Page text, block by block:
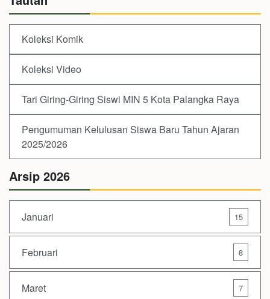
Koleksi Komik
Koleksi Video
Tari Giring-Giring Siswi MIN 5 Kota Palangka Raya
Pengumuman Kelulusan Siswa Baru Tahun Ajaran
2025/2026
Arsip 2026
Januari 15
Februari 8
Maret 7